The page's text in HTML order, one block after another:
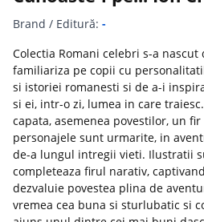
Brand / Editură: -
Colectia Romani celebri s-a
familiariza pe copii cu
si istoriei romanesti si de a-i
si ei, intr-o zi, lumea in care
capata, asemenea povestilor, un
personajele sunt urmarite, in
de-a lungul intregii vieti. Ilustratii
completeaza firul narativ,
dezvaluie povestea plina de
vremea cea buna si sturlubatic si